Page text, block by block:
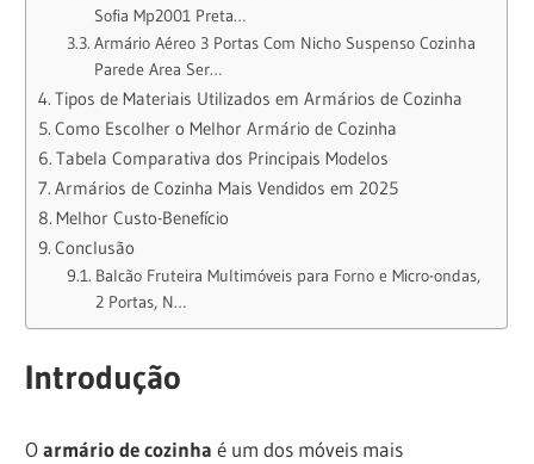
Sofia Mp2001 Preta…
Armário Aéreo 3 Portas Com Nicho Suspenso Cozinha
Parede Area Ser…
Tipos de Materiais Utilizados em Armários de Cozinha
Como Escolher o Melhor Armário de Cozinha
Tabela Comparativa dos Principais Modelos
Armários de Cozinha Mais Vendidos em 2025
Melhor Custo-Benefício
Conclusão
Balcão Fruteira Multimóveis para Forno e Micro-ondas,
2 Portas, N…
Introdução
Oarmário de cozinha é um dos móveis mais